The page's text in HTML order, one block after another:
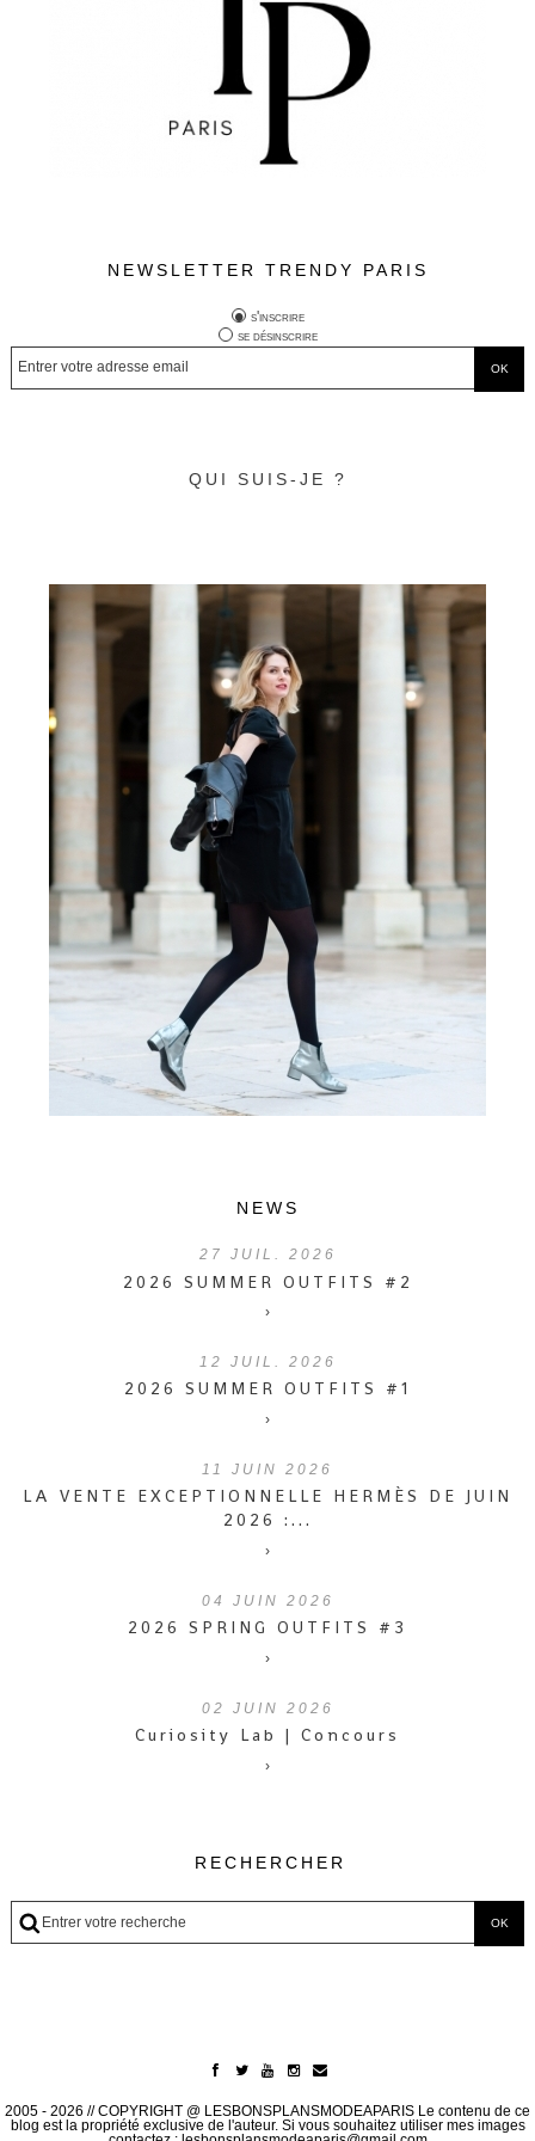
NEWSLETTER TRENDY PARIS
s'inscrire
se désinscrire
QUI SUIS-JE ?
NEWS
27 JUIL. 2026
2026 SUMMER OUTFITS #2
›
12 JUIL. 2026
2026 SUMMER OUTFITS #1
›
11 JUIN 2026
LA VENTE EXCEPTIONNELLE HERMÈS DE JUIN
2026 :...
›
04 JUIN 2026
2026 SPRING OUTFITS #3
›
02 JUIN 2026
Curiosity Lab | Concours
›
RECHERCHER
2005 - 2026 // COPYRIGHT @ LESBONSPLANSMODEAPARIS Le contenu de ce
blog est la propriété exclusive de l'auteur. Si vous souhaitez utiliser mes images